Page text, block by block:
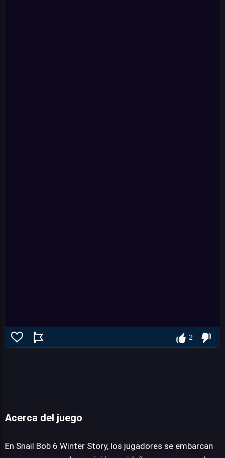
Snail bob 6
2
Acerca del juego
En Snail Bob 6 Winter Story, los jugadores se embarcan